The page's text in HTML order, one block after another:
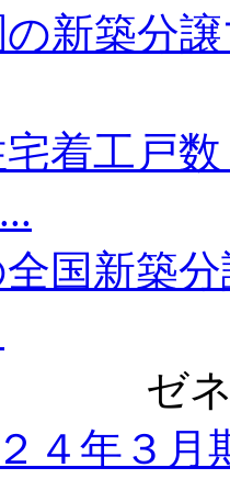
の新築分
宅着工戸
全国新築
ゼ
４年３